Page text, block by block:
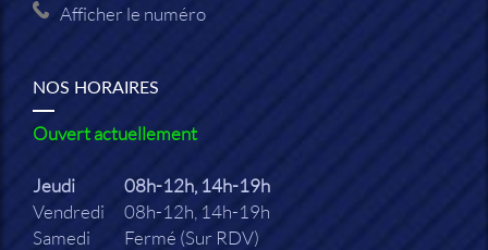
Afficher le numéro
NOS HORAIRES
Ouvert actuellement
Jeudi
08h-12h, 14h-19h
Vendredi
08h-12h, 14h-19h
Samedi
Fermé (Sur RDV)